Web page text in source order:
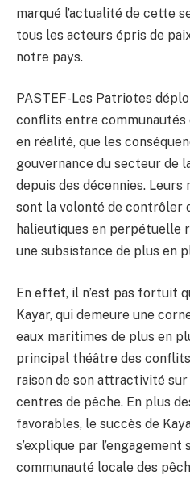
marqué l’actualité de cette
tous les acteurs épris de
notre pays.
PASTEF-Les Patriotes
conflits entre communautés
en réalité, que les
gouvernance du secteur de
depuis des décennies.
sont la volonté de contrôler
halieutiques en perpétuelle
une subsistance de plus en
En effet, il n’est pas fortuit
Kayar, qui demeure une
eaux maritimes de plus en
principal théâtre des
raison de son attractivité
centres de pêche. En plus
favorables, le succès de
s’explique par l’engagement
communauté locale des